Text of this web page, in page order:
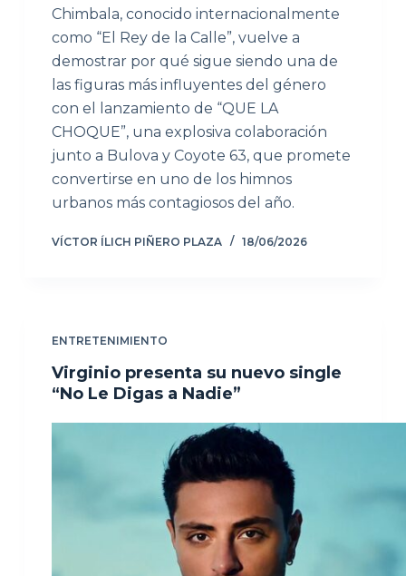
Chimbala, conocido internacionalmente
como “El Rey de la Calle”, vuelve a
demostrar por qué sigue siendo una de
las figuras más influyentes del género
con el lanzamiento de “QUE LA
CHOQUE”, una explosiva colaboración
junto a Bulova y Coyote 63, que promete
convertirse en uno de los himnos
urbanos más contagiosos del año.
VÍCTOR ÍLICH PIÑERO PLAZA 18/06/2026
ENTRETENIMIENTO
Virginio presenta su nuevo single
“No Le Digas a Nadie”